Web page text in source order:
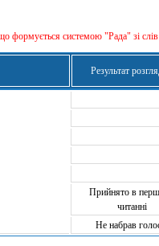
формується сиcтемою "Рада" зі
Результат
Прийнято в
читанні
Не набрав